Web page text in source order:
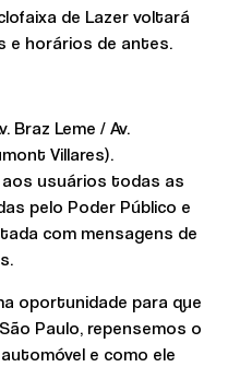
de Lazer voltará
e horários de antes.
Braz Leme / Av.
Villares).
aos usuários todas as
pelo Poder Público e
com mensagens de
oportunidade para que
Paulo, repensemos o
e como ele